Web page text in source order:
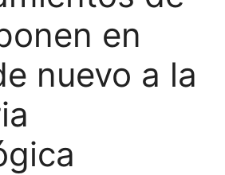
en
nuevo a la